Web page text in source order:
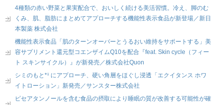
4種類の赤い野菜と果実配合で、おいしく続ける美活習慣。冷え、脚のむ
くみ、肌、脂肪にまとめてアプローチする機能性表示食品が新登場／新日
本製薬 株式会社
機能性表示食品「肌のターンオーバーとうるおい維持をサポートする」美
容サプリメント還元型コエンザイムQ10を配合『feat. Skin cycle（フィー
ト スキンサイクル）』が新発売／株式会社Quon
シミのもと*¹ にアプローチ、硬い角層をほぐし浸透「エクイタンス ホワ
イトローション」新発売／サンスター株式会社
ピセアタンノールを含む食品の摂取により睡眠の質が改善する可能性が確